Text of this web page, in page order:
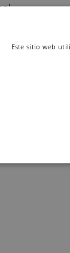
Este sitio web